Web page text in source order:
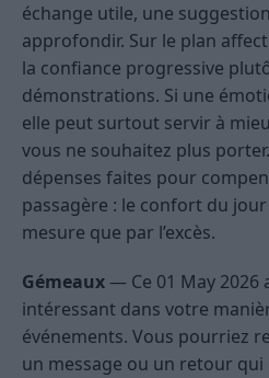
échange utile, une
approfondir. Sur le plan
la confiance progressive
démonstrations. Si une
elle peut surtout servir à
vous ne souhaitez plus
dépenses faites pour
passagère : le confort du
mesure que par l’excès.
Gémeaux — Ce 01 May
intéressant dans votre
événements. Vous pourriez
un message ou un retour